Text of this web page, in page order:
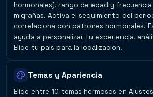
hormonales), rango de edad y
migrañas. Activa el seguimiento del
correlaciona con patrones hormonales.
ayuda a personalizar tu experiencia,
Elige tu país para la localización.
Temas y Apariencia
Elige entre 10 temas hermosos en